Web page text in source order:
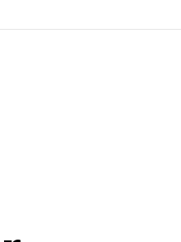
Bronze, Kupfer,